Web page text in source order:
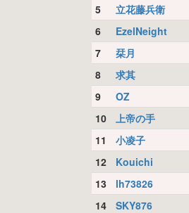
5 立花藤兵衛
6 EzelNeight
7 栞月
8 求其
9 OZ
10 上帝の手
11 小凌子
12 Kouichi
13 lh73826
14 SKY876